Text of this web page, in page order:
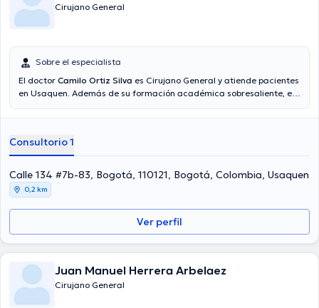
Cirujano General
Sobre el especialista
El doctor Camilo Ortiz Silva es Cirujano General y atiende pacientes
en Usaquen. Además de su formación académica sobresaliente, el
El Dr. posee años de experiencia laboral en su área de experiencia.
asociaciones médicas. Camilo Ortiz Silva ha colaborado en
múltiples conferencias con miras a tener una formación continua en
su campo de especialización y ha difundido diferentes ediciones. Su
cita se puede realizar en Español.
Consultorio 1
Calle 134 #7b-83, Bogotá, 110121, Bogotá, Colombia, Usaquen
0,2 km
Ver perfil
Juan Manuel Herrera Arbelaez
Cirujano General